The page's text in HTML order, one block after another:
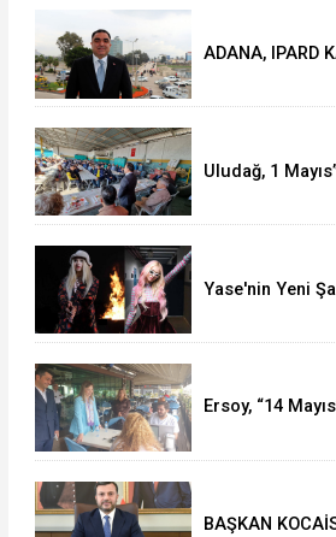
ADANA, IPARD
Uludağ, 1
Yase'nin Yeni
Ersoy, “14
BAŞKAN